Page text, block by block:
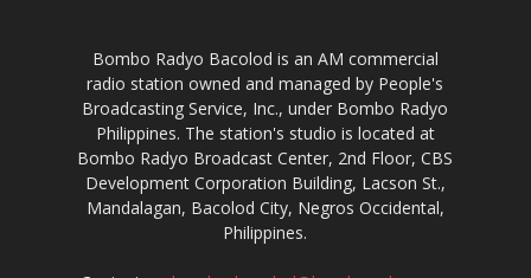
Bombo Radyo Bacolod is an AM commercial
radio station owned and managed by People's
Broadcasting Service, Inc., under Bombo Radyo
Philippines. The station's studio is located at
Bombo Radyo Broadcast Center, 2nd Floor, CBS
Development Corporation Building, Lacson St.,
Mandalagan, Bacolod City, Negros Occidental,
Philippines.